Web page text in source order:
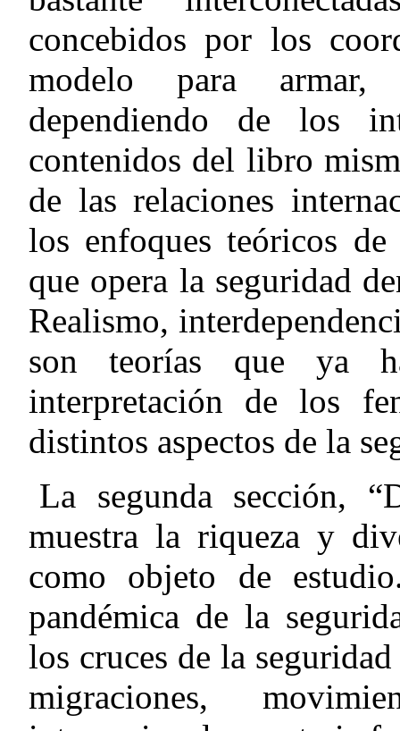
concebidos por los
modelo para armar,
dependiendo de los
contenidos del libro
de las relaciones
los enfoques teóricos
que opera la seguridad
Realismo,
son teorías que ya
interpretación de los
distintos aspectos de la
La segunda sección,
muestra la riqueza y
como objeto de
pandémica de la
los cruces de la
migraciones,